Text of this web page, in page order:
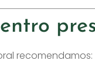
recomendamos: